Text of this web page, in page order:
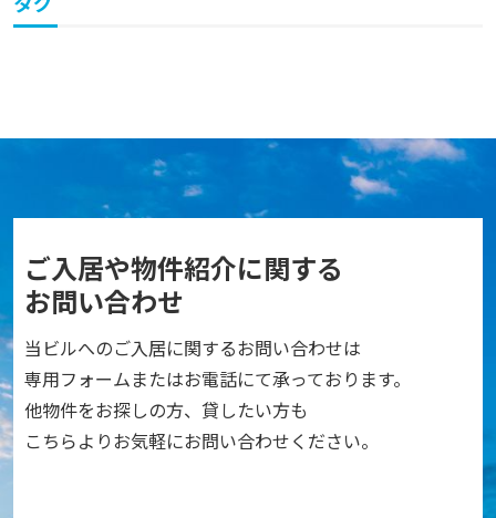
ご入居や物件紹介に関する
お問い合わせ
当ビルへのご入居に関するお問い合わせは
専用フォームまたはお電話にて承っております。
他物件をお探しの方、貸したい方も
こちらよりお気軽にお問い合わせください。